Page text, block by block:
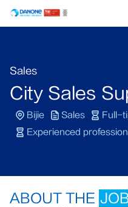
Sales
City Sales
Bijie Sales Full-
Experienced
ABOUT THE